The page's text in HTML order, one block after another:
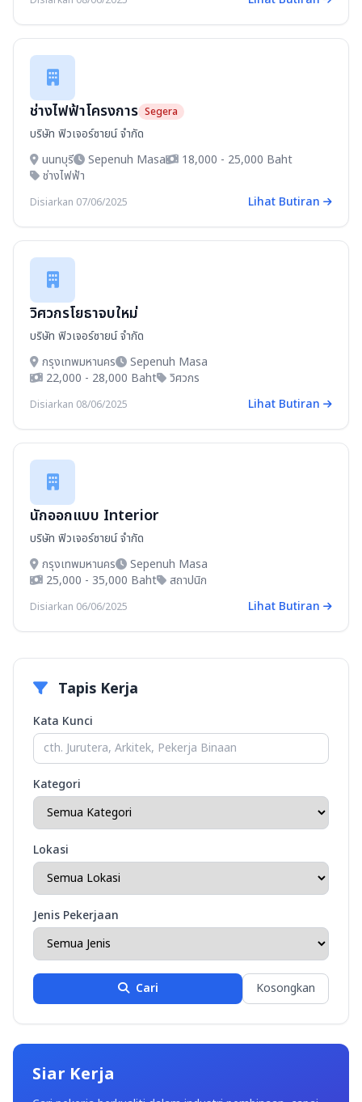
ช่างไฟฟ้าโครงการ Segera
บริษัท ฟิวเจอร์ซายน์ จำกัด
นนทบุรี
Sepenuh Masa
18,000 - 25,000 Baht
ช่างไฟฟ้า
Disiarkan 07/06/2025 Lihat Butiran
วิศวกรโยธาจบใหม่
บริษัท ฟิวเจอร์ซายน์ จำกัด
กรุงเทพมหานคร
Sepenuh Masa
22,000 - 28,000 Baht
วิศวกร
Disiarkan 08/06/2025 Lihat Butiran
นักออกแบบ Interior
บริษัท ฟิวเจอร์ซายน์ จำกัด
กรุงเทพมหานคร
Sepenuh Masa
25,000 - 35,000 Baht
สถาปนิก
Disiarkan 06/06/2025 Lihat Butiran
Tapis Kerja
Kata Kunci
Kategori
Lokasi
Jenis Pekerjaan
Cari Kosongkan
Siar Kerja